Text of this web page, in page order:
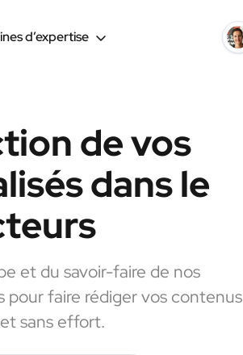
d’expertise
de vos
dans le
et du savoir-faire de nos
pour faire rédiger vos contenus
sans effort.